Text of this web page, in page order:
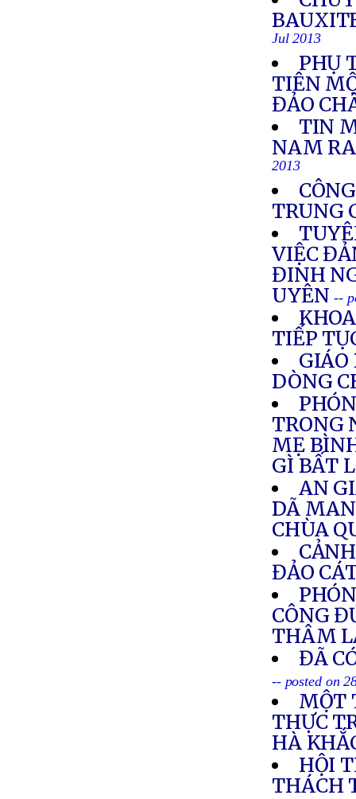
Jul 2013
PHỤ
TIÊN
ĐẢO
TIN
NAM
2013
TRUNG
VIỆC
ĐINH
UYÊN --
TIẾP
DÒNG
TRONG
MẸ
GÌ BẤT
AN
DÃ
CHÙA
ĐẢO
CÔNG
THÂM
ĐÃ
-- posted on
MỘT
THỰC
HÀ
HỘI
THÁCH